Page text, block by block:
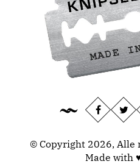
© Copyright 2026, Alle
Made with